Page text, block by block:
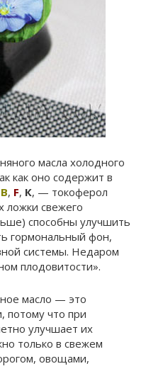
масла холодного
как оно содержит в
В, F, К, — токоферол
ложки свежего
способны улучшить
гормональный фон,
системы. Недаром
плодовитости».
масло — это
потому что при
улучшает их
только в свежем
овощами,